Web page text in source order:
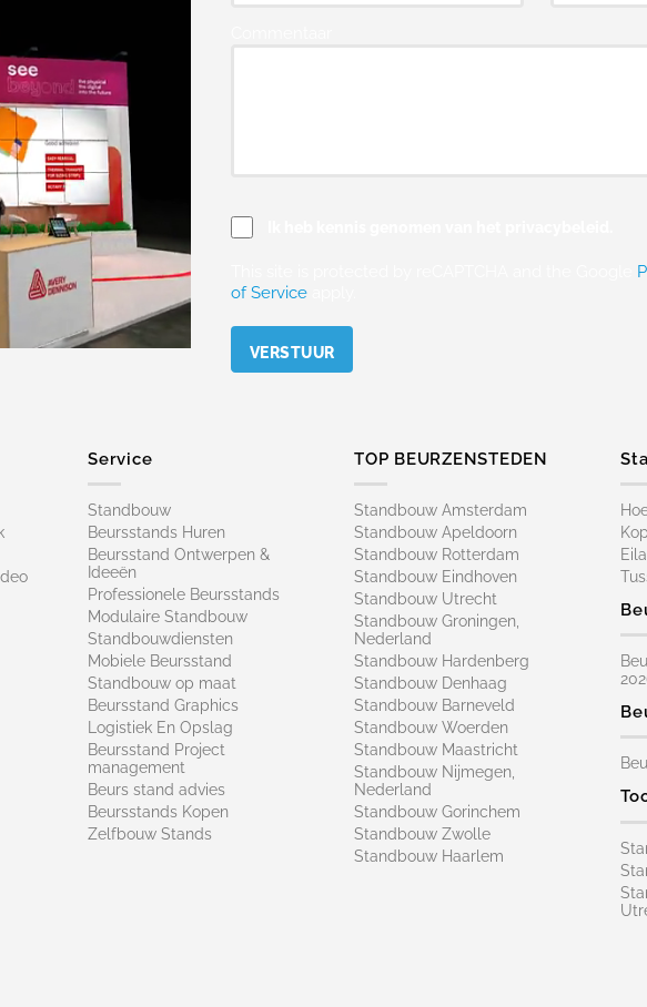
of Service
Service
Standbouw
Beursstands Huren
Beursstand Ontwerpen &
Ideeën
Professionele Beursstands
Modulaire Standbouw
Standbouwdiensten
Mobiele Beursstand
Standbouw op maat​
Beursstand Graphics
Logistiek En Opslag
Beursstand Project
management
Beurs stand advies
Beursstands Kopen
Zelfbouw Stands
TOP BEURZENSTEDEN
Standbouw Amsterdam
Standbouw Apeldoorn
Standbouw Rotterdam
Standbouw Eindhoven
Standbouw Utrecht
Standbouw Groningen,
Nederland
Standbouw Hardenberg
Standbouw Denhaag
Standbouw Barneveld
Standbouw Woerden
Standbouw Maastricht
Standbouw Nijmegen,
Nederland
Standbouw Gorinchem
Standbouw Zwolle
Standbouw Haarlem